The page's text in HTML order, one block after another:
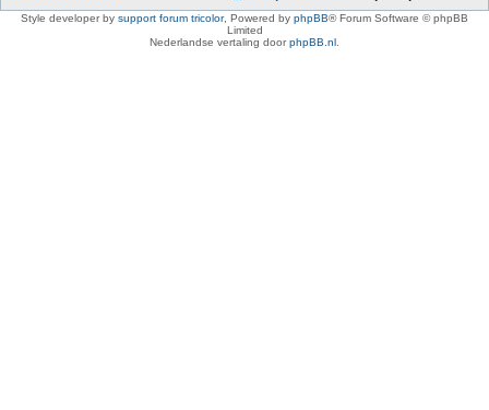
Style developer by support forum tricolor, Powered by phpBB® Forum Software © phpBB
Limited
Nederlandse vertaling doorphpBB.nl